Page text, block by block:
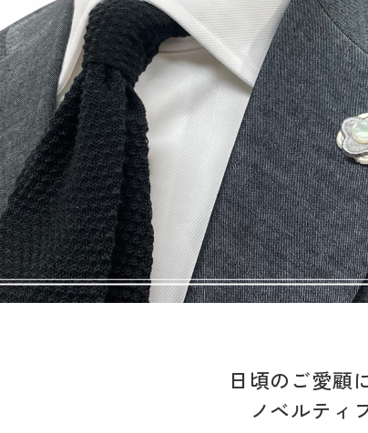
日頃のご愛顧
ノベルティ